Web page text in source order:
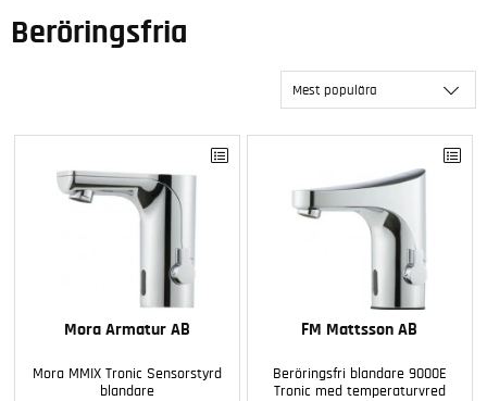
Beröringsfria
Mest populära
Mora Armatur AB
Mora MMIX Tronic Sensorstyrd
blandare
FM Mattsson AB
Beröringsfri blandare 9000E
Tronic med temperaturvred